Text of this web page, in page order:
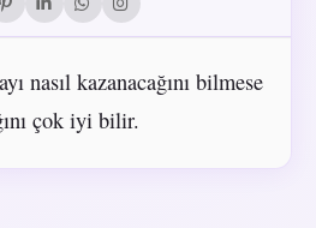
nasıl kazanacağını bilmese
çok iyi bilir.